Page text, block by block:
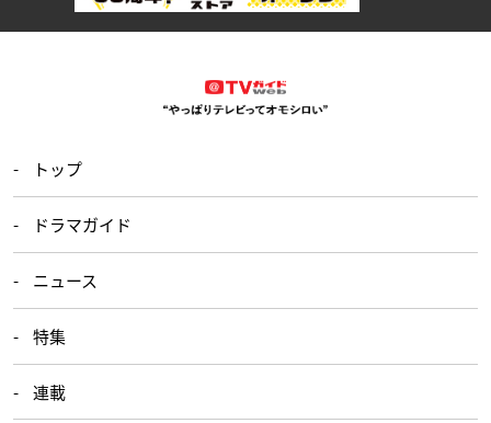
トップ
ドラマガイド
ニュース
特集
連載